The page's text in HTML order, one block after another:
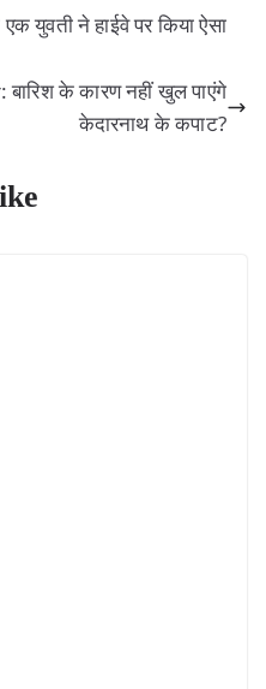
ने हाईवे पर किया ऐसा
के कारण नहीं खुल पाएंगे
केदारनाथ के कपाट?